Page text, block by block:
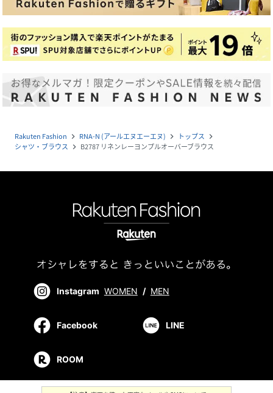
Rakuten Fashion navigate_next RNA-N (アールエヌエーエヌ) navigate_next トップス navigate_next
シャツ・ブラウス navigate_next B2787 リネンレーヨンプルオーバーブラウス
Instagram WOMEN / MEN
Facebook LINE
ROOM